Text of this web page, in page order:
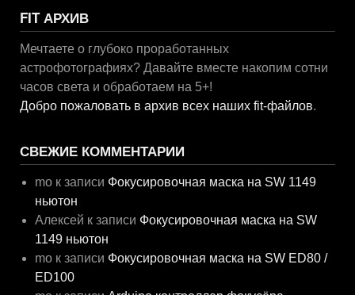
FIT АРХИВ
Мечтаете о глубоко проработанных
астрофотографиях? Давайте вместе накопим сотни
часов света и обработаем на 5+!
Добро пожаловать в архив всех наших fit-файлов.
СВЕЖИЕ КОММЕНТАРИИ
mo к записи Фокусировочная маска на SW 1149
ньютон
Алексей к записи Фокусировочная маска на SW
1149 ньютон
mo к записи Фокусировочная маска на SW ED80 /
ED100